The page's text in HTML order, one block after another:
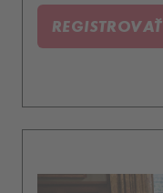
REGISTROVAŤ